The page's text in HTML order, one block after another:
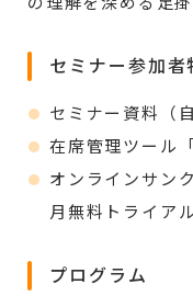
セミナー参加者
セミナー資料（
在席管理ツール
オンラインサン
月無料トライアル
プログラム